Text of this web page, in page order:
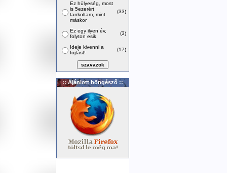
Ez hülyeség, most
is 5ezerért
tankoltam, mint
máskor
(33)
Ez egy ilyen év,
folyton esik
(3)
Ideje kivenni a
fojtást!
(17)
:: Ajánlott böngésző ::